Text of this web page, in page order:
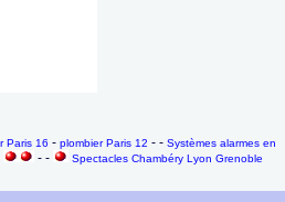
Paris 16 - plombier Paris 12 - - Systèmes alarmes en
- -
Spectacles Chambéry Lyon Grenoble